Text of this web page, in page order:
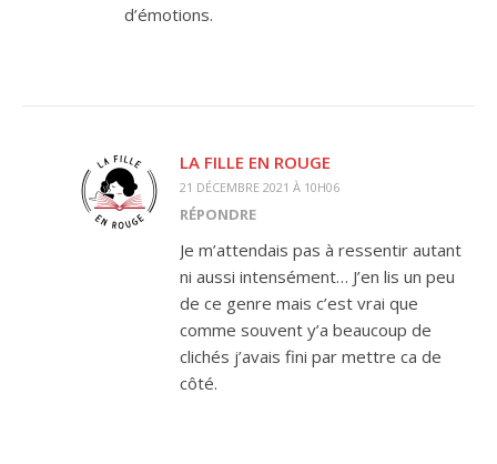
d’émotions.
LA FILLE EN ROUGE
21 DÉCEMBRE 2021 À 10H06
RÉPONDRE
Je m’attendais pas à ressentir autant
ni aussi intensément… J’en lis un peu
de ce genre mais c’est vrai que
comme souvent y’a beaucoup de
clichés j’avais fini par mettre ca de
côté.